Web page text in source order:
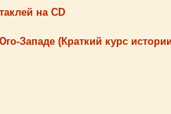
на CD
Западе (Краткий курс